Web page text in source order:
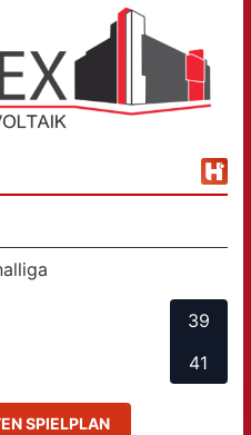
39
41
SPIELPLAN